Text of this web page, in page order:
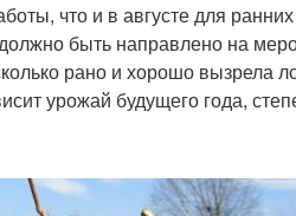
что и в августе для
быть направлено на
рано и хорошо вызрела
урожай будущего года,